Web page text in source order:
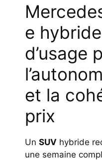
e
d’usage
et la
prix
Un SUV hybride
une semaine